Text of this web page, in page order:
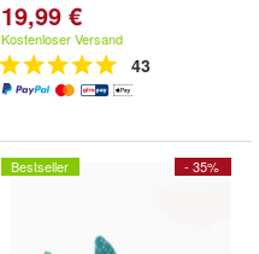
19,99 €
Kostenloser Versand
43
- 35%
Bestseller